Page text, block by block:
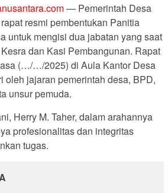
— Pemerintah Desa
resmi pembentukan Panitia
untuk mengisi dua jabatan yang saat
dan Kasi Pembangunan. Rapat
(…/…/2025) di Aula Kantor Desa
oleh jajaran pemerintah desa, BPD,
unsur pemuda.
Herry M. Taher, dalam arahannya
profesionalitas dan integritas
tugas.